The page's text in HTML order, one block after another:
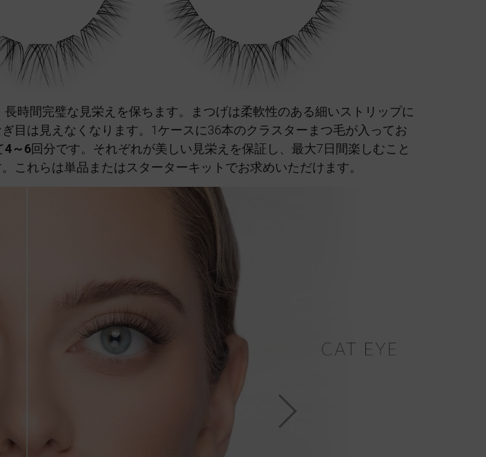
長時間完璧な見栄えを保ちます。まつげは柔軟性のある細いストリップに
目は見えなくなります。1ケースに36本のクラスターまつ毛が入ってお
4～6回分です。それぞれが美しい見栄えを保証し、最大7日間楽しむこと
これらは単品またはスターターキットでお求めいただけます。